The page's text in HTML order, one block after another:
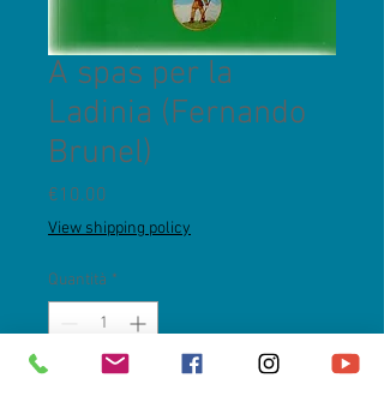
A spas per la
Ladinia (Fernando
Brunel)
€10.00
View shipping policy
Quantità *